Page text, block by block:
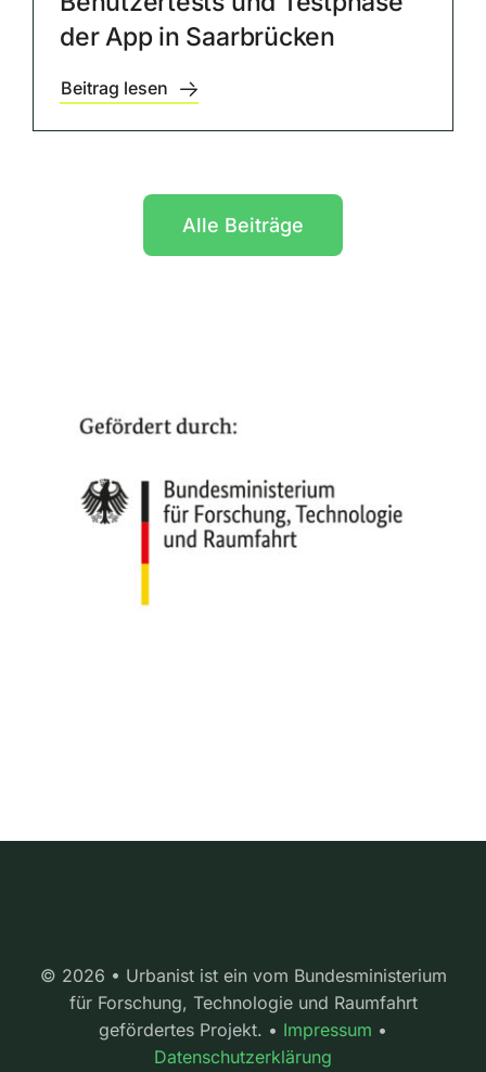
der App in Saarbrücken
Beitrag lesen
Alle Beiträge
© 2026 • Urbanist ist ein vom Bundesministerium
für Forschung, Technologie und Raumfahrt
gefördertes Projekt. • Impressum •
Datenschutzerklärung